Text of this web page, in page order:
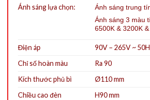
Ánh sáng lựa chọn:
Ánh sáng trung
Ánh sáng 3 màu
6500K & 3200K
Điện áp
90V – 265V ~
Chỉ số hoàn màu
Ra 90
Kích thước phủ bì
Ø110 mm
Chiều cao đèn
H90 mm